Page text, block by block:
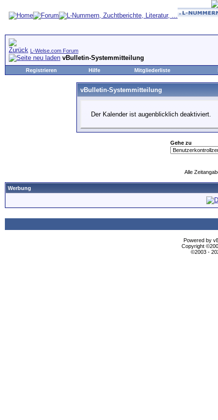
L-Welse.com Forum
vBulletin-Systemmitteilung
Registrieren Hilfe Mitgliederliste
vBulletin-Systemmitteilung
Der Kalender ist augenblicklich deaktiviert.
Gehe zu
Alle
Werbung
Powered by
Copyright
©2003 -